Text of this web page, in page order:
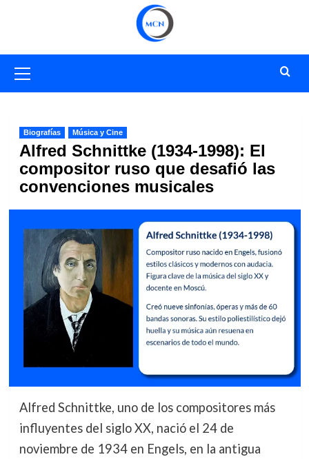
primario
Biografías Música y Cine
Alfred Schnittke (1934-1998): El
compositor ruso que desafió las
convenciones musicales
Alfred Schnittke, uno de los compositores más
influyentes del siglo XX, nació el 24 de
noviembre de 1934 en Engels, en la antigua